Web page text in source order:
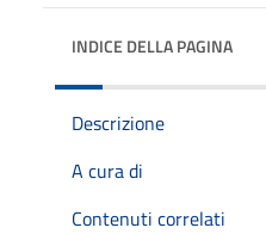
INDICE DELLA PAGINA
Descrizione
A cura di
Contenuti correlati